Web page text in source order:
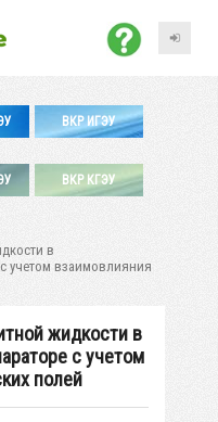
ВКР ИГЭУ
ВКР КГЭУ
в
учетом взаимовлияния
жидкости в
с учетом
полей